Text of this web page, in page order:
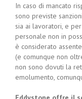
In caso di mancato
sono previste
sia ai lavoratori, e
personale non in
è considerato
(e comunque non
non sono dovuti la
emolumento,